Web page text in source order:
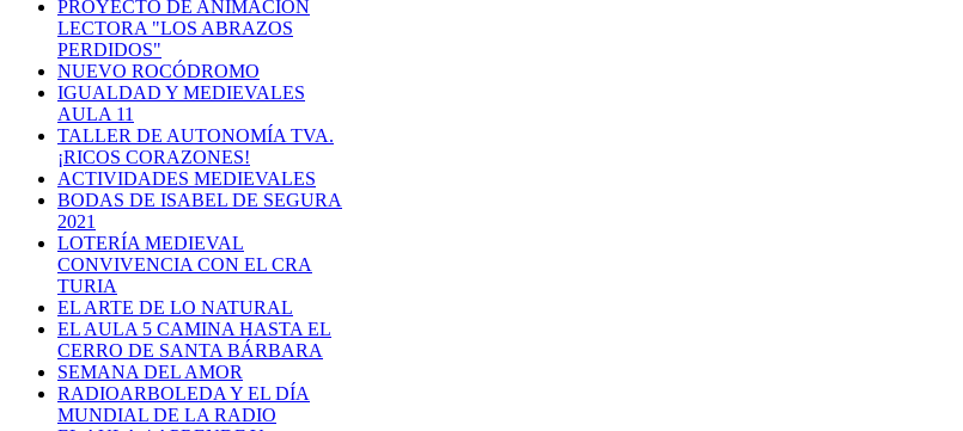
PROYECTO DE ANIMACIÓN
LECTORA "LOS ABRAZOS
PERDIDOS"
NUEVO ROCÓDROMO
IGUALDAD Y MEDIEVALES
AULA 11
TALLER DE AUTONOMÍA TVA.
¡RICOS CORAZONES!
ACTIVIDADES MEDIEVALES
BODAS DE ISABEL DE SEGURA
2021
LOTERÍA MEDIEVAL
CONVIVENCIA CON EL CRA
TURIA
EL ARTE DE LO NATURAL
EL AULA 5 CAMINA HASTA EL
CERRO DE SANTA BÁRBARA
SEMANA DEL AMOR
RADIOARBOLEDA Y EL DÍA
MUNDIAL DE LA RADIO